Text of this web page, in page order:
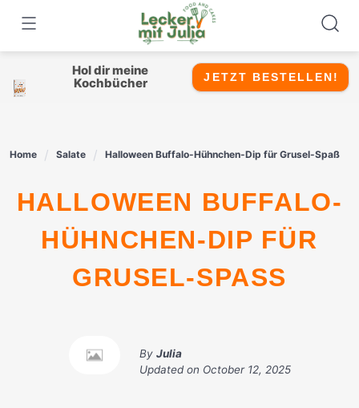
content
Hol dir meine
Kochbücher
JETZT BESTELLEN!
Home Salate Halloween Buffalo-Hühnchen-Dip für Grusel-Spaß
HALLOWEEN BUFFALO-
HÜHNCHEN-DIP FÜR
GRUSEL-SPASS
By Julia
Updated on October 12, 2025